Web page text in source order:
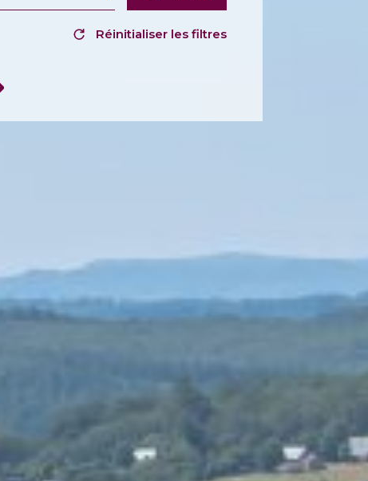
Réinitialiser les filtres